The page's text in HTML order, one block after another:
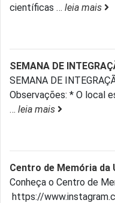
científicas … leia mais
SEMANA DE
SEMANA DE
Observações: * O local
… leia mais
Centro de Memória da
Conheça o Centro de
https://